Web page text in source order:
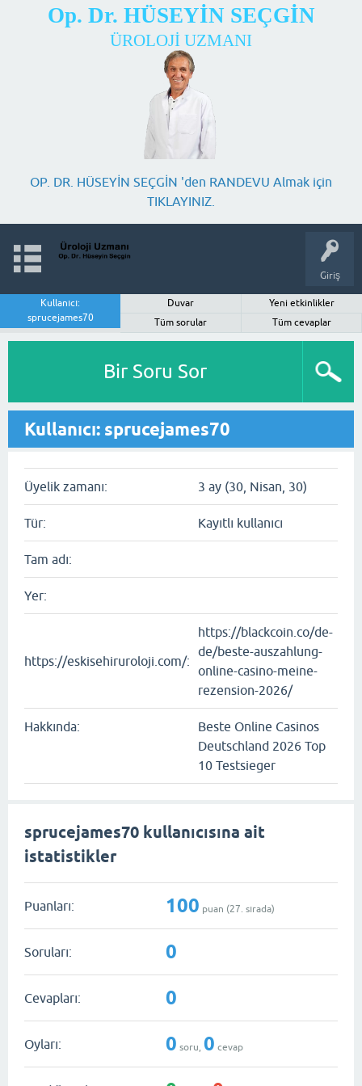
Op. Dr. HÜSEYİN SEÇGİN
ÜROLOJİ UZMANI
OP. DR. HÜSEYİN SEÇGİN 'den RANDEVU Almak için
TIKLAYINIZ.
Giriş
Kullanıcı:
sprucejames70
Duvar
Yeni etkinlikler
Tüm sorular
Tüm cevaplar
Bir Soru Sor
Kullanıcı: sprucejames70
Üyelik zamanı: 3 ay (30, Nisan, 30)
Tür: Kayıtlı kullanıcı
Tam adı:
Yer:
https://eskisehiruroloji.com/:
https://blackcoin.co/de-
de/beste-auszahlung-
online-casino-meine-
rezension-2026/
Hakkında:
Beste Online Casinos
Deutschland 2026 Top
10 Testsieger
sprucejames70 kullanıcısına ait
istatistikler
Puanları: 100 puan (27 . sırada)
Soruları: 0
Cevapları: 0
Oyları: 0 soru, 0 cevap